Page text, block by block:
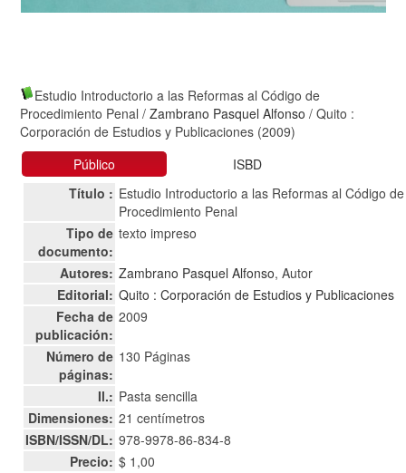
Estudio Introductorio a las Reformas al Código de
Procedimiento Penal /Zambrano Pasquel Alfonso / Quito :
Corporación de Estudios y Publicaciones (2009)
Público
ISBD
Título : Estudio Introductorio a las Reformas al Código de
Procedimiento Penal
Tipo de
documento:
texto impreso
Autores: Zambrano Pasquel Alfonso, Autor
Editorial: Quito : Corporación de Estudios y Publicaciones
Fecha de
publicación:
2009
Número de
páginas:
130 Páginas
Il.: Pasta sencilla
Dimensiones: 21 centímetros
ISBN/ISSN/DL: 978-9978-86-834-8
Precio: $ 1,00